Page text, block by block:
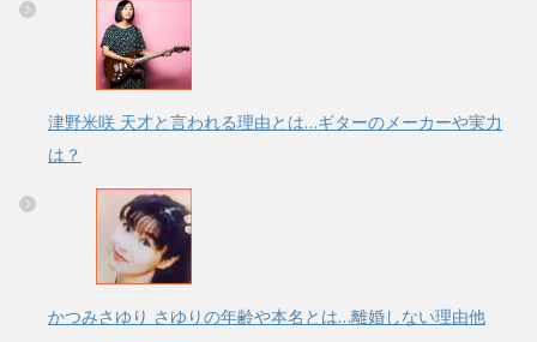
津野米咲 天才と言われる理由とは…ギターのメーカーや実力
は？
かつみさゆり さゆりの年齢や本名とは…離婚しない理由他